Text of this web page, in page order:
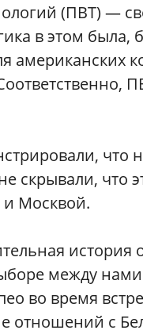
(ПВТ) —
в этом была,
американских
скрывали, что
Москвой.
между
во время
отношений с